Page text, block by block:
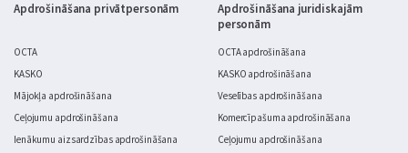
Apdrošināšana privātpersonām
OCTA
KASKO
Mājokļa apdrošināšana
Ceļojumu apdrošināšana
Ienākumu aizsardzības apdrošināšana
Apdrošināšana juridiskajām
personām
OCTA apdrošināšana
KASKO apdrošināšana
Veselības apdrošināšana
Komercīpašuma apdrošināšana
Ceļojumu apdrošināšana